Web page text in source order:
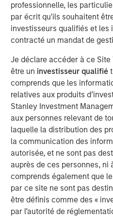
professionnelle, les
par écrit qu'ils souhaitent
investisseurs qualifiés et les
contracté un mandat de
Je déclare accéder à ce Site
être un investisseur qualifié
comprends que les
relatives aux produits
Stanley Investment
aux personnes relevant de
laquelle la distribution des
la communication des
autorisée, et ne sont pas
auprès de ces personnes, ni
comprends également que
par ce site ne sont pas
être définis comme des «
par l’autorité de
View Transcript
See below for important
The Portfolio Solutions
asset business, with activity
and types (traditional and
that span fully liquid (public
(public and private assets)
Offerings are delivered via a
in discretionary or advisory
Idées liées
CARON’S CORNER
There’s a New Sheriff
Change at the Fed